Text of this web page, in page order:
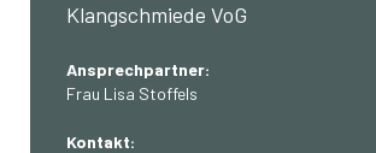
Klangschmiede VoG
Ansprechpartner:
Frau Lisa Stoffels
Kontakt: